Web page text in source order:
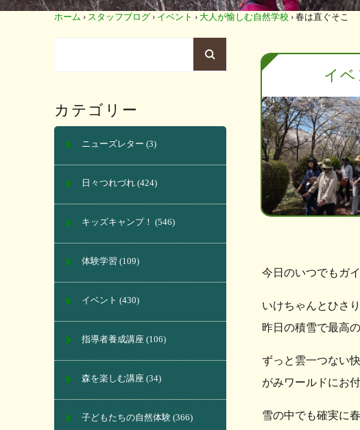
ホーム › スタッフブログ › イベント › 大人が愉しむ自然学校 › 春は直ぐそこ
イベ
今日のいつでもガ
いけちゃんとひさ
昨日の積雪で最高
ずっと雲一つない快
がみワールドにお
雪の中でも確実に
カテゴリー
ニューズレター (3)
日々つれづれ (424)
キッズキャンプ！ (546)
体験学習 (109)
イベント (430)
指導者養成講座 (106)
森を楽しむ講座 (34)
子どもたちの自然体験 (366)